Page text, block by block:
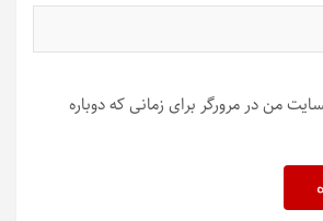
من در مرورگر برای زمانی که دوباره